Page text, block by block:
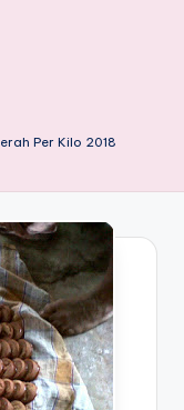
Per Kilo 2018